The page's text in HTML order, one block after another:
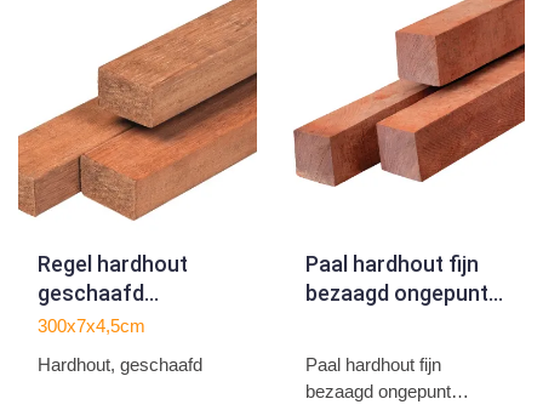
Regel hardhout
geschaafd
4.5x7.0x300cm
300x7x4,5cm
Hardhout, geschaafd
Paal hardhout fijn
bezaagd ongepunt
Paal hardhout fijn
bezaagd ongepunt